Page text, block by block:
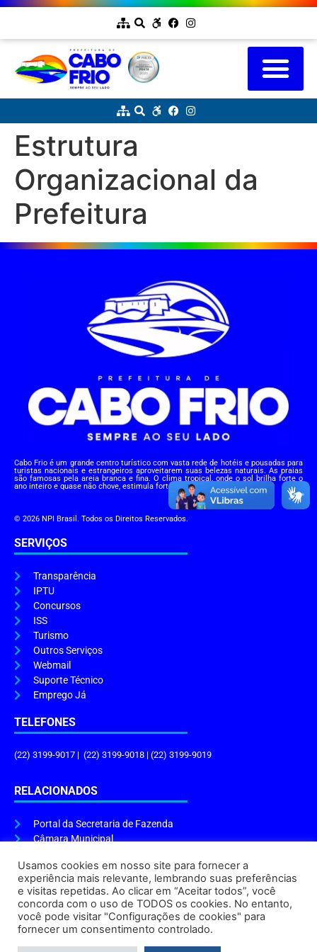
Estrutura
Organizacional da
Prefeitura
Cabo Frio é um grande centro turístico com vasta rede de hotéis e pousadas para
turistas nacionais e estrangeiros aproveitarem suas belezas naturais. As praias
são famosas pela areia branca e fina. O clima tropical, onde o sol brilha forte o
ano inteiro e quase não chove, estimula fortemente este turismo praiano.
© 2026 NPI Brasil. Todos os Direitos Reservados.
SERVIÇOS
Transparência
IPTU
Concursos
ISS
Turismo
Outros Serviços
Webmail
Suporte Técnico
Emprego Já
TELEFONES
(22) 3199-9017 | (22) 3199-9018 | (22) 3199-9019
RELACIONADOS
Portal da Secretaria de Fazenda
Câmara Municipal
ENDEREÇO E HORÁRIO
Endereço:Praça Tiradentes, s/n – Centro, Cabo Frio – RJ, 28906-290
Atendimento do Protocolo Geral da Prefeitura:9h às 16h
Horário de Funcionamento:8h às 17h
Usamos cookies em nosso site para fornecer a
experiência mais relevante, lembrando suas preferências
e visitas repetidas. Ao clicar em “Aceitar todos”, você
concorda com o uso de TODOS os cookies. No entanto,
você pode visitar "Configurações de cookies" para
fornecer um consentimento controlado.